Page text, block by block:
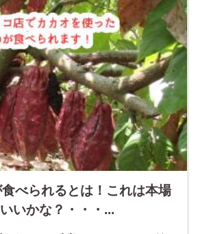
べられるとは！これは本場
いかな？・・・...